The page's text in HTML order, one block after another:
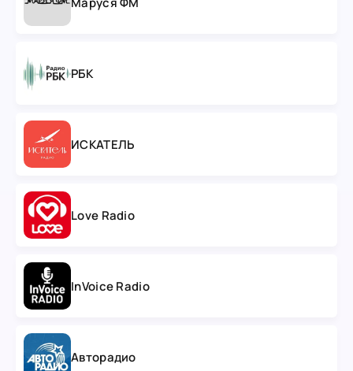
РБК
ИСКАТЕЛЬ
Love Radio
InVoice Radio
Авторадио